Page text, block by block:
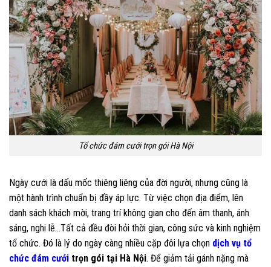
Tổ chức đám cưới trọn gói Hà Nội
Ngày cưới là dấu mốc thiêng liêng của đời người, nhưng cũng là
một hành trình chuẩn bị đầy áp lực. Từ việc chọn địa điểm, lên
danh sách khách mời, trang trí không gian cho đến âm thanh, ánh
sáng, nghi lễ…Tất cả đều đòi hỏi thời gian, công sức và kinh nghiệm
tổ chức. Đó là lý do ngày càng nhiều cặp đôi lựa chọn dịch vụ tổ
chức đám cưới trọn gói tại Hà Nội. Để giảm tải gánh nặng mà